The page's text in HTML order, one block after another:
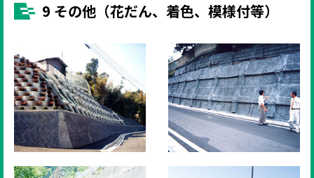
9 その他（花だん、着色、模様付等）